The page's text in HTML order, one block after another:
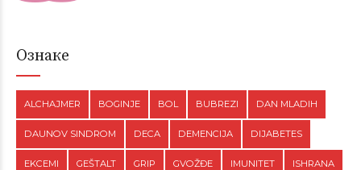
Ознаке
ALCHAJMER BOGINJE BOL BUBREZI DAN MLADIH
DAUNOV SINDROM DECA DEMENCIJA DIJABETES
EKCEMI GEŠTALT GRIP GVOŽĐE IMUNITET ISHRANA